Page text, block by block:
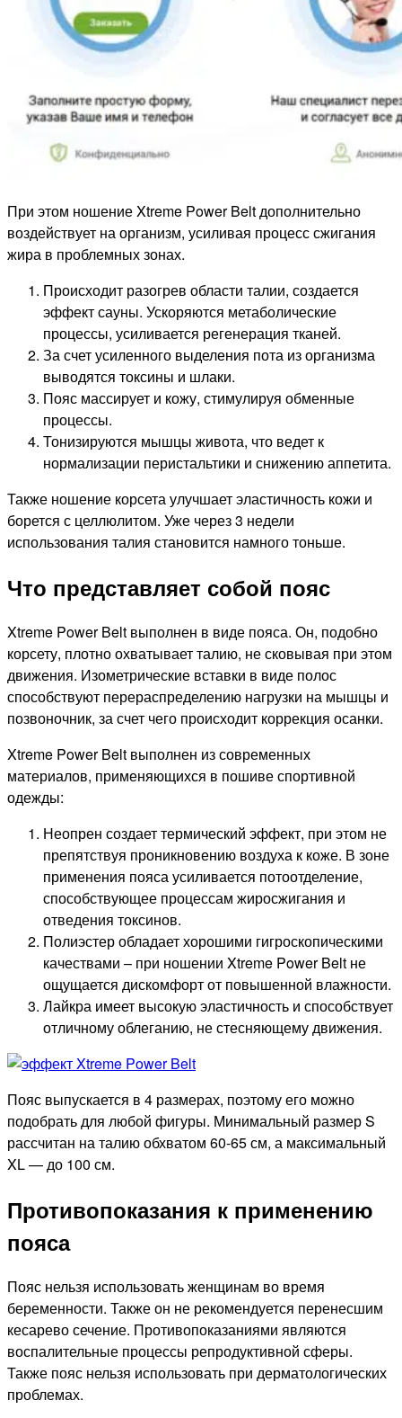
При этом ношение Xtreme Power Belt дополнительно
воздействует на организм, усиливая процесс сжигания
жира в проблемных зонах.
Происходит разогрев области талии, создается
эффект сауны. Ускоряются метаболические
процессы, усиливается регенерация тканей.
За счет усиленного выделения пота из организма
выводятся токсины и шлаки.
Пояс массирует и кожу, стимулируя обменные
процессы.
Тонизируются мышцы живота, что ведет к
нормализации перистальтики и снижению аппетита.
Также ношение корсета улучшает эластичность кожи и
борется с целлюлитом. Уже через 3 недели
использования талия становится намного тоньше.
Что представляет собой пояс
Xtreme Power Belt выполнен в виде пояса. Он, подобно
корсету, плотно охватывает талию, не сковывая при этом
движения. Изометрические вставки в виде полос
способствуют перераспределению нагрузки на мышцы и
позвоночник, за счет чего происходит коррекция осанки.
Xtreme Power Belt выполнен из современных
материалов, применяющихся в пошиве спортивной
одежды:
Неопрен создает термический эффект, при этом не
препятствуя проникновению воздуха к коже. В зоне
применения пояса усиливается потоотделение,
способствующее процессам жиросжигания и
отведения токсинов.
Полиэстер обладает хорошими гигроскопическими
качествами – при ношении Xtreme Power Belt не
ощущается дискомфорт от повышенной влажности.
Лайкра имеет высокую эластичность и способствует
отличному облеганию, не стесняющему движения.
Пояс выпускается в 4 размерах, поэтому его можно
подобрать для любой фигуры. Минимальный размер S
рассчитан на талию обхватом 60-65 см, а максимальный
XL — до 100 см.
Противопоказания к применению
пояса
Пояс нельзя использовать женщинам во время
беременности. Также он не рекомендуется перенесшим
кесарево сечение. Противопоказаниями являются
воспалительные процессы репродуктивной сферы.
Также пояс нельзя использовать при дерматологических
проблемах.